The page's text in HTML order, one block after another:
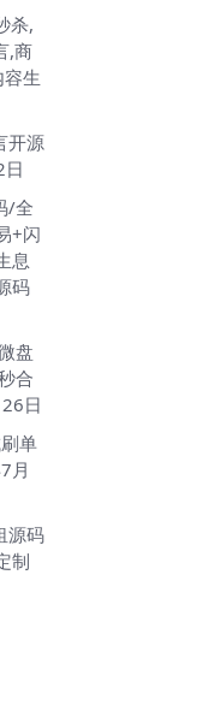
杀,
,商
生
开源
/全
+闪
息
码
盘
合
日
单
月
源码
制